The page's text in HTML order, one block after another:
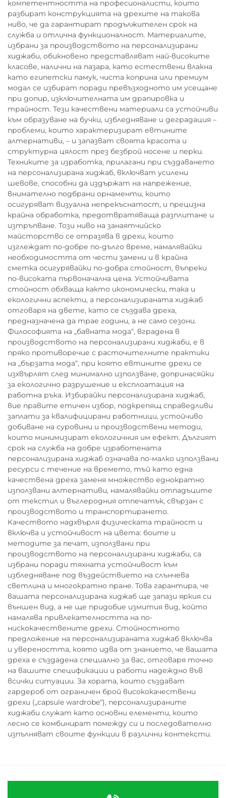
компетентността на професионалисти, които
разбират конструкцията на дрехите на такова
ниво, че да гарантират продължителен срок на
служба и отлична функционалност. Материалите,
избрани за производството на персонализирани
хиджаби, обикновено представляват най-високите
класове, налични на пазара, като естествени влакна
като египетски памук, чиста коприна или премиум
модал се избират поради превъзходното им усещане
при допир, изключителната им драпировка и
трайност. Тези качествени материали са устойчиви
към образуване на бучки, избледняване и деградация –
проблеми, които характеризират евтините
алтернативи, – и запазват своята красота и
структурна цялост през безброй носене и перки.
Техниките за изработка, прилагани при създаването
на персонализирана хиджаб, включват усилени
шевове, способни да издържат на напрежение,
внимателно подбрани орнаменти, които
осигуряват визуална непрекъснатост, и прецизна
крайна обработка, предотвратяваща разплитане и
изтръпване. Този ниво на занаятчийско
майсторство се отразява в дрехи, които
изглеждат по-добре по-дълго време, намалявайки
необходимостта от чести замени и в крайна
сметка осигурявайки по-добра стойност, въпреки
по-високата първоначална цена. Устойчивата
стойност обхваща както икономически, така и
екологични аспекти, а персонализираната хиджаб
отговаря на двете, като се създава дреха,
предназначена да трае години, а не само сезони.
Философията на „бавната мода“, вградена в
производството на персонализирани хиджаби, е в
пряко противоречие с расточителните практики
на „бързата мода“, при която евтините дрехи се
изхвърлят след минимално използване, допринасяйки
за екологично разрушение и експлоатация на
работна ръка. Избирайки персонализирана хиджаб,
вие правите етичен избор, подкрепящ справедливи
заплати за квалифицирани работници, устойчиво
добиване на суровини и производствени методи,
които минимизират екологичния им ефект. Дългият
срок на служба на добре изработената
персонализирана хиджаб означава по-малко използвани
ресурси с течение на времето, тъй като една
качествена дреха заменя множество еднократно
използвани алтернативи, намалявайки отпадъците
от текстил и въглеродния отпечатък, свързан с
производството и транспортирането.
Качеството надхвърля физическата трайност и
включва и устойчивост на цвета: боите и
методите за печат, използвани при
производството на персонализирани хиджаби, са
избрани поради тяхната устойчивост към
избледняване под въздействието на слънчева
светлина и многократно пране. Това гарантира, че
вашата персонализирана хиджаб ще запази яркия си
външен вид, а не ще придобие измития вид, който
намалява привлекателността на по-
нискокачествените дрехи. Стойностното
предложение на персонализираната хиджаб включва
и увереността, която идва от знанието, че вашата
дреха е създадена специално за вас, отговаря точно
на вашите спецификации и работи надеждно във
всички ситуации. За хората, които създават
гардероб от ограничен брой висококачествени
дрехи („capsule wardrobe“), персонализираните
хиджаби служат като основни елементи, които
лесно се комбинират помежду си и последователно
изпълняват своите функции в различни контексти.